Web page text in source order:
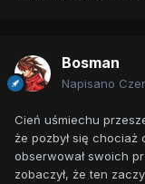
Bosman
Napisano
Cień uśmiechu
że pozbył się
obserwował swoich
zobaczył, że ten